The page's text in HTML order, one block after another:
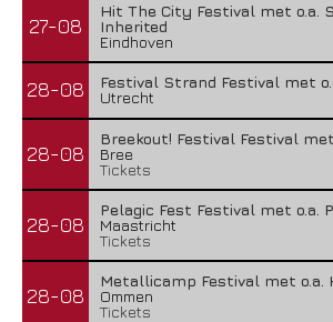
27-08
Hit The City Festival met o.a.
Inherited
Eindhoven
28-08
Festival Strand Festival met
Utrecht
28-08
Breekout! Festival Festival
Bree
Tickets
28-08
Pelagic Fest Festival met o.a.
Maastricht
Tickets
28-08
Metallicamp Festival met o.a.
Ommen
Tickets